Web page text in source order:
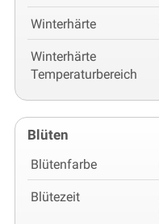
Winterhärte
Winterhärte
Temperaturbereich
Blüten
Blütenfarbe
Blütezeit